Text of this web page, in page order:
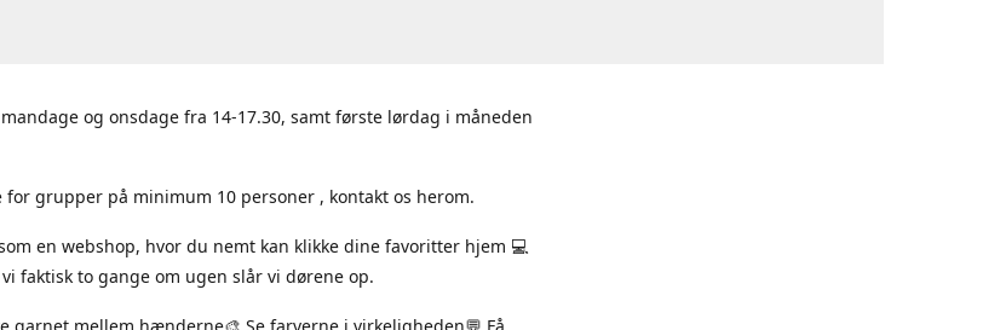
og onsdage fra 14-17.30, samt første lørdag i måneden
for grupper på minimum 10 personer , kontakt os herom.
en webshop, hvor du nemt kan klikke dine favoritter hjem 💻
faktisk to gange om ugen slår vi dørene op.